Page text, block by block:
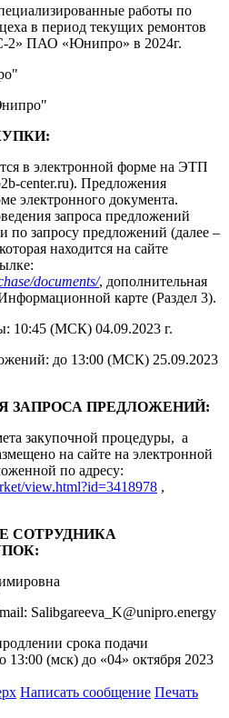
работы по
в период текущих ремонтов
2» ПАО «Юнипро» в 2024г.
в электронной форме на ЭТП
center.ru). Предложения
электронного документа.
запроса предложений
по запросу предложений (далее –
находится на сайте
documents/, дополнительная
карте (Раздел 3).
10:45 (МСК) 04.09.2023 г.
до 13:00 (МСК) 25.09.2023
ЗАПРОСА ПРЕДЛОЖЕНИЙ:
закупочной процедуры, а
на сайте на электронной
по адресу:
view.html?id=3418978 ,
СОТРУДНИКА
Salibgareeva_K@unipro.energy
срока подачи
13:00 (мск) до «04» октября 2023
Написать сообщение Печать